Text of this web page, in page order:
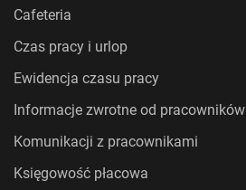
Cafeteria
Czas pracy i urlop
Ewidencja czasu pracy
Informacje zwrotne od pracowników
Komunikacji z pracownikami
Księgowość płacowa